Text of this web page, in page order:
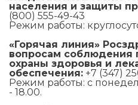
населения и защиты
(800) 555-49-43
Режим работы:
«Горячая линия»
вопросам соблюдения
охраны здоровья и
обеспечения: +7 (347)
Режим работы: с
- 18.00.